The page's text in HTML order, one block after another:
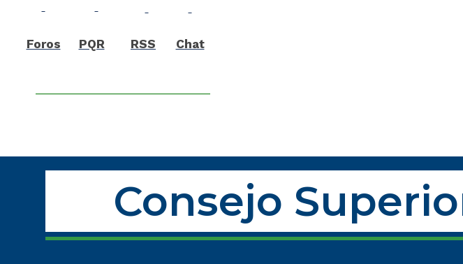
Foros PQR RSS Chat
Consejo